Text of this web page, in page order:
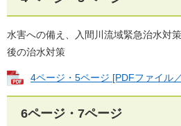
水害への備え、入間川流域緊急治水対
後の治水対策
4ページ・5ページ [PDFファイル
6ページ・7ページ